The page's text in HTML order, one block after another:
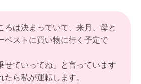
ろは決まっていて、来月、母と
ベストに買い物に行く予定で
せていってね」と言っています
たら私が運転します。